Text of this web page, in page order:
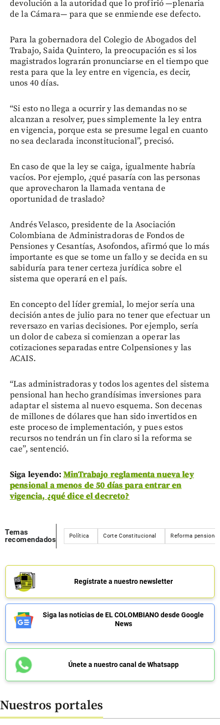
devolución a la autoridad que lo profirió —plenaria
de la Cámara— para que se enmiende ese defecto.
Para la gobernadora del Colegio de Abogados del
Trabajo, Saida Quintero, la preocupación es si los
magistrados lograrán pronunciarse en el tiempo que
resta para que la ley entre en vigencia, es decir,
unos 40 días.
“Si esto no llega a ocurrir y las demandas no se
alcanzan a resolver, pues simplemente la ley entra
en vigencia, porque esta se presume legal en cuanto
no sea declarada inconstitucional”, precisó.
En caso de que la ley se caiga, igualmente habría
vacíos. Por ejemplo, ¿qué pasaría con las personas
que aprovecharon la llamada ventana de
oportunidad de traslado?
Andrés Velasco, presidente de la Asociación
Colombiana de Administradoras de Fondos de
Pensiones y Cesantías, Asofondos, afirmó que lo más
importante es que se tome un fallo y se decida en su
sabiduría para tener certeza jurídica sobre el
sistema que operará en el país.
En concepto del líder gremial, lo mejor sería una
decisión antes de julio para no tener que efectuar un
reversazo en varias decisiones. Por ejemplo, sería
un dolor de cabeza si comienzan a operar las
cotizaciones separadas entre Colpensiones y las
ACAIS.
“Las administradoras y todos los agentes del sistema
pensional han hecho grandísimas inversiones para
adaptar el sistema al nuevo esquema. Son decenas
de millones de dólares que han sido invertidos en
este proceso de implementación, y pues estos
recursos no tendrán un fin claro si la reforma se
cae”, sentenció.
Siga leyendo:MinTrabajo reglamenta nueva ley
pensional a menos de 50 días para entrar en
vigencia, ¿qué dice el decreto?
Temas
recomendados
Política Corte Constitucional Reforma pensional
Regístrate a nuestro newsletter
Siga las noticias de EL COLOMBIANO desde Google
News
Únete a nuestro canal de Whatsapp
Nuestros portales